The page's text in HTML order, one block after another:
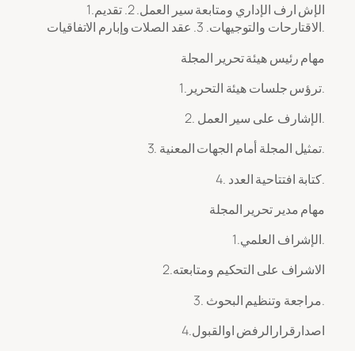
1. الإش ارف الإداري ومتابعة سير العمل. 2. تقديم
الاقتارحات والتوجيهات. 3. عقد الصلات وإبارم الاتفاقيات.
مهام رئيس هيئة تحرير المجلة
1. ترؤس جلسات هيئة التحرير.
2. الإشارف على سير العمل.
3. تمثيل المجلة أمام الجهات المعنية.
4. كتابة افتتاحية العدد.
مهام مدير تحرير المجلة
1. الإشراف العلمي.
2.الاشراف على التحكيم ومتابعته
3. مراجعة وتنظيم البحوث.
4.اصدارقرارالرفض اوالقبول